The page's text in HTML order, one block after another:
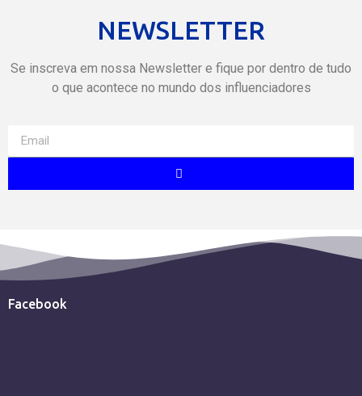
NEWSLETTER
Se inscreva em nossa Newsletter e fique por dentro de tudo
o que acontece no mundo dos influenciadores
Facebook